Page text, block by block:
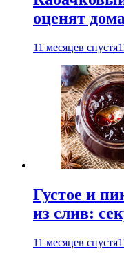
оценят дома
11 месяцев спустя
Густое и
из слив:
11 месяцев спустя